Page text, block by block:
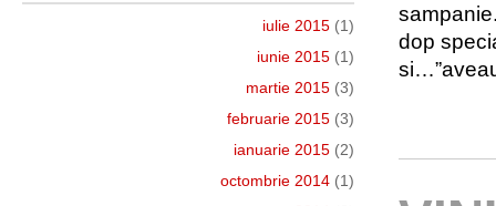
dop
iulie 2015 (1)
iunie 2015 (1)
martie 2015 (3)
februarie 2015 (3)
ianuarie 2015 (2)
octombrie 2014 (1)